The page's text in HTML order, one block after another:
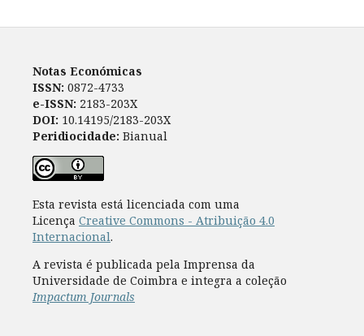
Notas Económicas
ISSN: 0872-4733
e-ISSN: 2183-203X
DOI: 10.14195/2183-203X
Peridiocidade: Bianual
Esta revista está licenciada com uma
Licença Creative Commons - Atribuição 4.0
Internacional.
A revista é publicada pela Imprensa da
Universidade de Coimbra e integra a coleção
Impactum Journals